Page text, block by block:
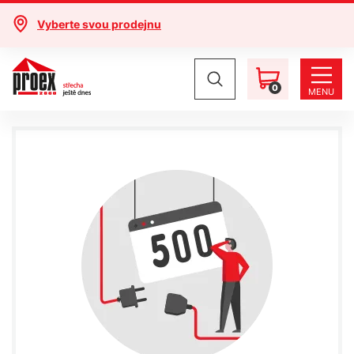
Vyberte svou prodejnu
0 MENU